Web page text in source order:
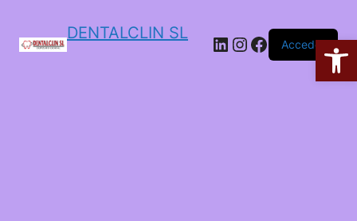
DENTALCLIN SL
Acceder